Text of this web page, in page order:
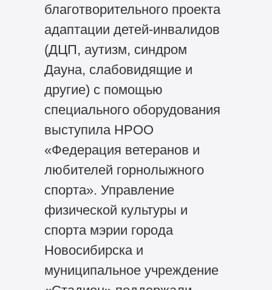
благотворительного проекта
адаптации детей-инвалидов
(ДЦП, аутизм, синдром
Дауна, слабовидящие и
другие) с помощью
специального оборудования
выступила НРОО
«Федерация ветеранов и
любителей горнолыжного
спорта». Управление
физической культуры и
спорта мэрии города
Новосибирска и
муниципальное учреждение